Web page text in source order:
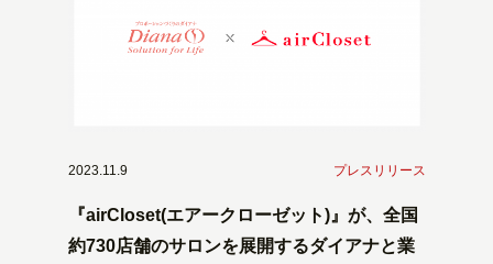
2023.11.9 プレスリリース
『airCloset(エアークローゼット)』が、全国
約730店舗のサロンを展開するダイアナと業